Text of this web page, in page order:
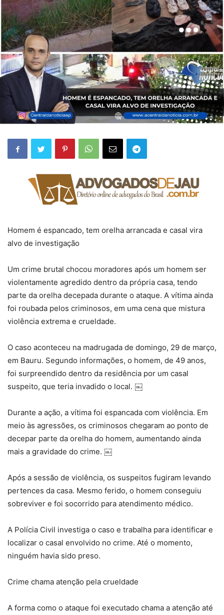
Homem é espancado, tem orelha arrancada e casal vira
alvo de investigação
Um crime brutal chocou moradores após um homem ser
violentamente agredido dentro da própria casa, tendo
parte da orelha decepada durante o ataque. A vítima ainda
foi roubada pelos criminosos, em uma cena que mistura
violência extrema e crueldade.
O caso aconteceu na madrugada de domingo, 29 de março,
em Bauru. Segundo informações, o homem, de 49 anos,
foi surpreendido dentro da residência por um casal
suspeito, que teria invadido o local. ￼
Durante a ação, a vítima foi espancada com violência. Em
meio às agressões, os criminosos chegaram ao ponto de
decepar parte da orelha do homem, aumentando ainda
mais a gravidade do crime. ￼
Após a sessão de violência, os suspeitos fugiram levando
pertences da casa. Mesmo ferido, o homem conseguiu
sobreviver e foi socorrido para atendimento médico.
A Polícia Civil investiga o caso e trabalha para identificar e
localizar o casal envolvido no crime. Até o momento,
ninguém havia sido preso.
Crime chama atenção pela crueldade
A forma como o ataque foi executado chama a atenção até